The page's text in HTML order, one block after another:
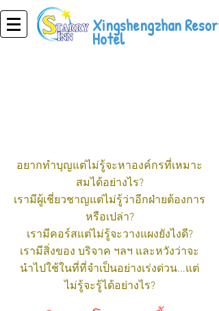
Xingshengzhan Resort
Hotel
อยากทำบุญแต่ไม่รู้จะหาองค์กรที่เหมาะ
สมได้อย่างไร?
เรามีผู้เชี่ยวชาญแต่ไม่รู้ว่าอีกฝ่ายต้องการ
หรือเปล่า?
เรามีคอร์สแต่ไม่รู้จะวางแผงยังไงดี?
เรามีสิ่งของ บริจาค ฯลฯ และหวังว่าจะ
นำไปใช้ในที่ที่จำเป็นอย่างเร่งด่วน...แต่
ไม่รู้จะรู้ได้อย่างไร?